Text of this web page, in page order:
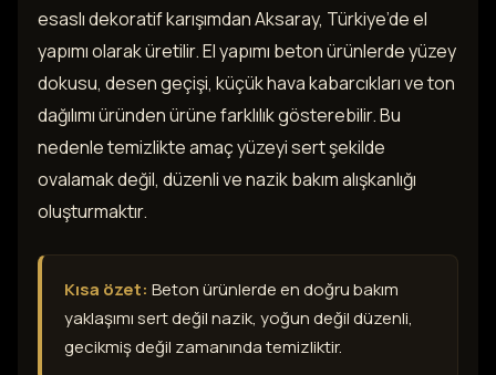
esaslı dekoratif karışımdan Aksaray, Türkiye’de el
yapımı olarak üretilir. El yapımı beton ürünlerde yüzey
dokusu, desen geçişi, küçük hava kabarcıkları ve ton
dağılımı üründen ürüne farklılık gösterebilir. Bu
nedenle temizlikte amaç yüzeyi sert şekilde
ovalamak değil, düzenli ve nazik bakım alışkanlığı
oluşturmaktır.
Kısa özet: Beton ürünlerde en doğru bakım
yaklaşımı sert değil nazik, yoğun değil düzenli,
gecikmiş değil zamanında temizliktir.